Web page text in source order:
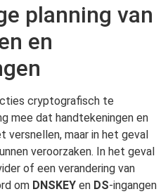
planning van
en
cryptografisch te
mee dat handtekeningen en
maar in het geval
veroorzaken. In het geval
of een verandering van
om DNSKEY en DS-ingangen